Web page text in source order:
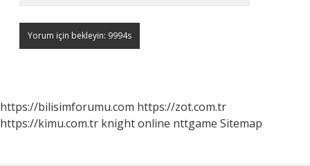
https://bilisimforumu.com https://zot.com.tr
https://kimu.com.tr knight online nttgame Sitemap